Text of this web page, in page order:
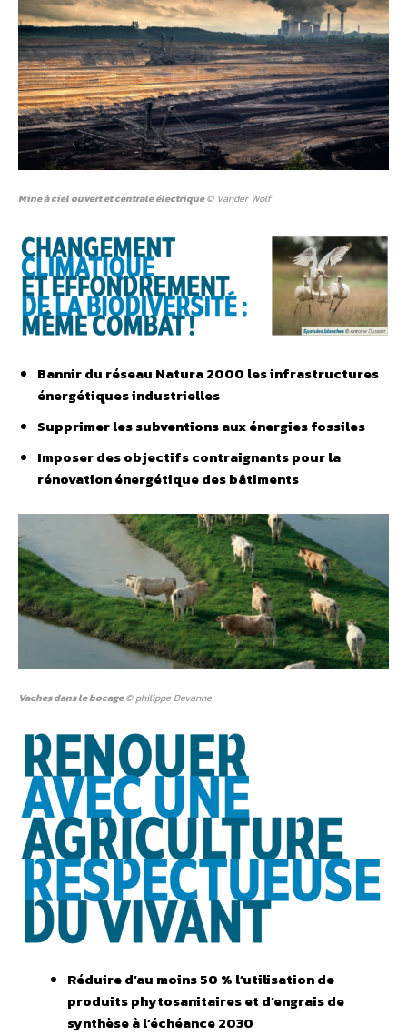
Mine à ciel ouvert et centrale électrique© Vander Wolf
Bannir du réseau Natura 2000 les infrastructures
énergétiques industrielles
Supprimer les subventions aux énergies fossiles
Imposer des objectifs contraignantspour la
rénovation énergétique des bâtiments
Vaches dans le bocage© philippe Devanne
Réduire d’au moins 50 % l’utilisation de
produits phytosanitaires et d’engrais de
synthèse à l’échéance 2030